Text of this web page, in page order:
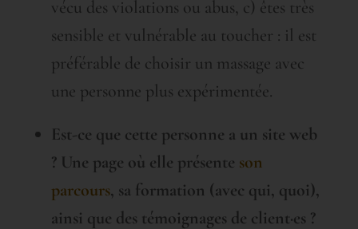
vécu des violations ou abus, c) êtes très
sensible et vulnérable au toucher : il est
préférable de choisir un massage avec
une personne plus expérimentée.
Est-ce que cette personne a un site web
? Une page où elle présente son
parcours, sa formation (avec qui, quoi),
ainsi que des témoignages de client·es ?